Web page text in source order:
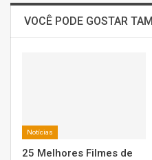
VOCÊ PODE GOSTAR
Notícias
25 Melhores Filmes de